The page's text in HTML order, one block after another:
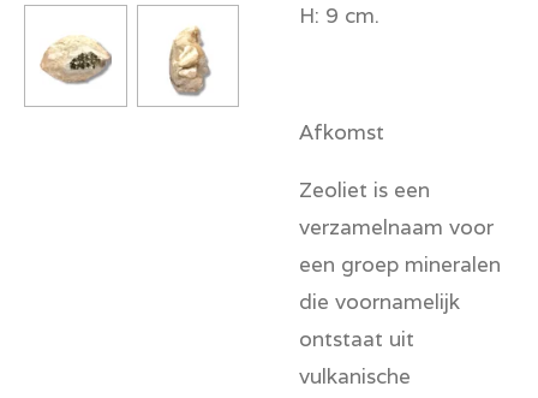
H: 9 cm.
Afkomst
Zeoliet is een
verzamelnaam voor
een groep mineralen
die voornamelijk
ontstaat uit
vulkanische